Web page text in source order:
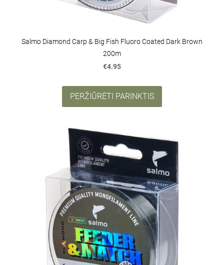
Salmo Diamond Carp & Big Fish Fluoro Coated Dark Brown
200m
€4.95
PERŽIŪRĖTI PARINKTIS